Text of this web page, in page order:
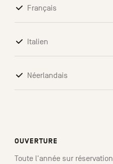
Français
Italien
Néerlandais
OUVERTURE
Toute l'année sur réservation